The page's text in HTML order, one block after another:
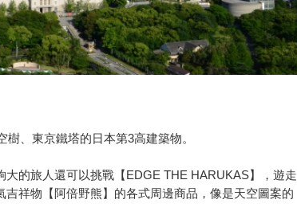
、東京鐵塔的日本第3高建築物。
的旅人還可以挑戰【EDGE THE HARUKAS】，遊走
祥物【阿倍野熊】的各式周邊商品，像是天空圖案的